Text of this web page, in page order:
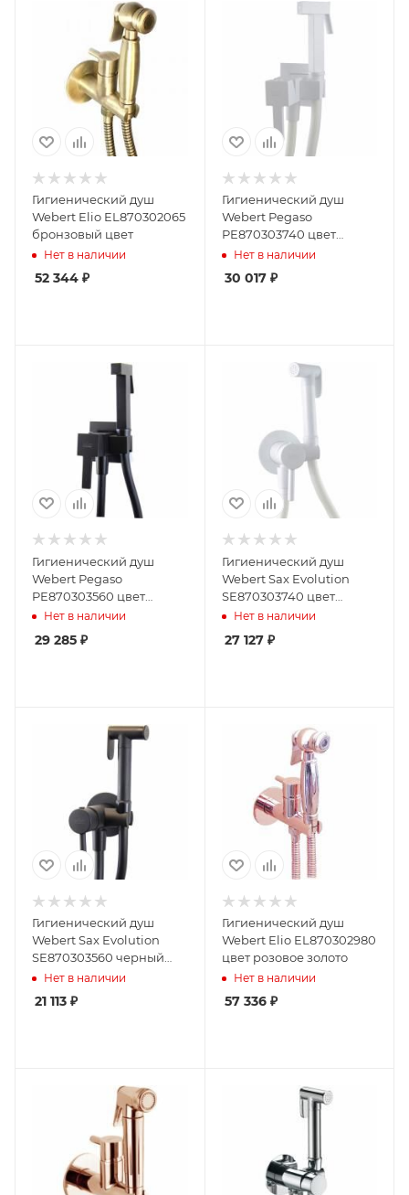
Гигиенический душ
Webert Elio EL870302065
бронзовый цвет
Нет в наличии
52 344 ₽
Гигиенический душ
Webert Pegaso
PE870303740 цвет
белый
Нет в наличии
30 017₽
Гигиенический душ
Webert Pegaso
PE870303560 цвет
черный
Нет в наличии
29 285 ₽
Гигиенический душ
Webert Sax Evolution
SE870303740 цвет
белый
Нет в наличии
27 127₽
Гигиенический душ
Webert Sax Evolution
SE870303560 черный
цветНет в наличии
21 113 ₽
Гигиенический душ
Webert Elio EL870302980
цвет розовое золото
Нет в наличии
57 336₽